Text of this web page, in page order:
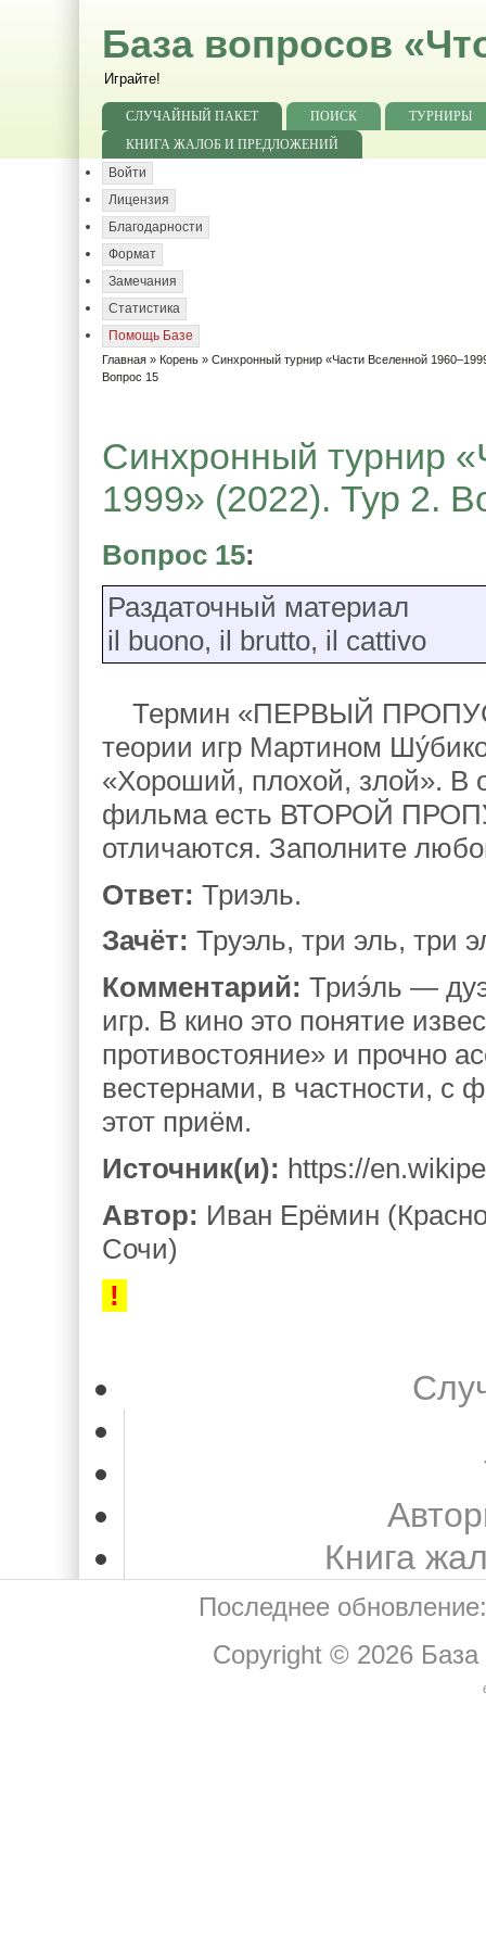
База вопросов
Играйте!
СЛУЧАЙНЫЙ ПАКЕТ ПОИСК
ТУРНИРЫ
КНИГА ЖАЛОБ И ПРЕДЛОЖЕНИЙ
Войти
Лицензия
Благодарности
Формат
Замечания
Статистика
Помощь Базе
Главная » Корень » Синхронный турнир «Части Вселенной
Вопрос 15
Синхронный турнир
1999» (2022). Тур 2.
Вопрос 15:
Раздаточный материал
il buono, il brutto, il cattivo
Термин «ПЕРВЫЙ
теории игр Мартином
«Хороший, плохой, злой». В
фильма есть ВТОРОЙ
отличаются. Заполните
Ответ: Триэль.
Зачёт: Труэль, три эль, три
Комментарий: Триэ́ль —
игр. В кино это понятие
противостояние» и прочно
вестернами, в частности,
этот приём.
Источник(и): https://
Автор: Иван Ерёмин
Сочи)
!
Книга
Последнее
Copyright © 2026 База